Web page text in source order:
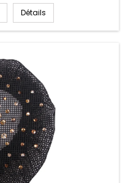
Détails